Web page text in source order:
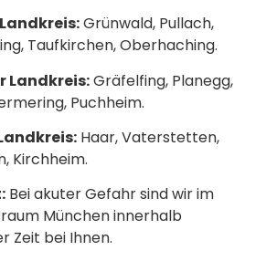
Grünwald, Pullach,
Taufkirchen, Oberhaching.
Landkreis:Gräfelfing, Planegg,
Puchheim.
Haar, Vaterstetten,
Kirchheim.
Bei akuter Gefahr sind wir im
München innerhalb
Zeit bei Ihnen.